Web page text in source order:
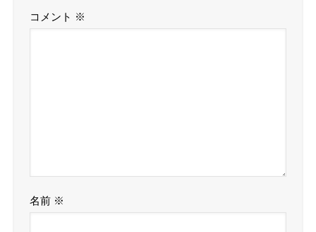
コメント ※
名前 ※